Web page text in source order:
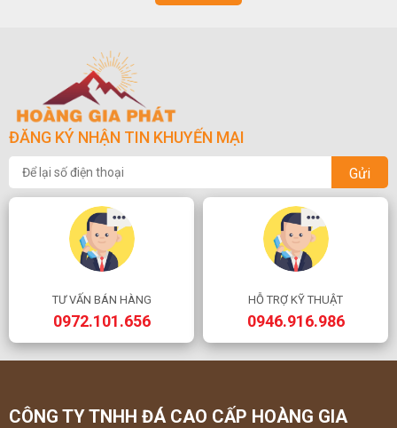
ĐĂNG KÝ NHẬN TIN KHUYẾN MẠI
Gửi
TƯ VẤN BÁN HÀNG
0972.101.656
HỖ TRỢ KỸ THUẬT
0946.916.986
CÔNG TY TNHH ĐÁ CAO CẤP HOÀNG GIA